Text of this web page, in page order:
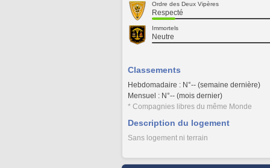
Ordre des Deux Vipères
Respecté
Immortels
Neutre
Classements
Hebdomadaire : N°-- (semaine dernière)
Mensuel : N°-- (mois dernier)
* Compagnies libres du même Monde
Description du logement
Sans logement ni terrain